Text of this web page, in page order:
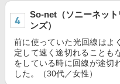
So-net（ソニーネッ
ンズ）
前に使っていた光回線はよ
定して速く途切れることも
をしている時に回線が途切
した。（30代／女性）